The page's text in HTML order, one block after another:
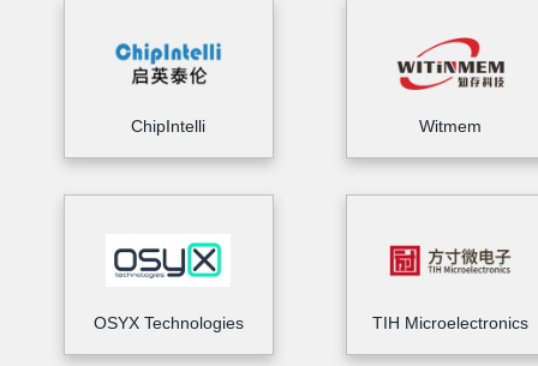
ChipIntelli Witmem
OSYX Technologies TIH Microelectronics